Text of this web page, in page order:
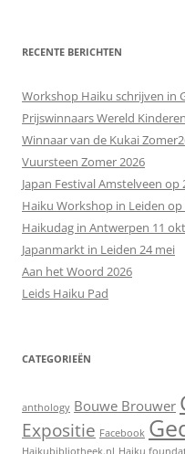
RECENTE BERICHTEN
Workshop Haiku schrijven in
Prijswinnaars Wereld
Winnaar van de Kukai
Vuursteen Zomer 2026
Japan Festival Amstelveen op
Haiku Workshop in Leiden op
Haikudag in Antwerpen 11
Japanmarkt in Leiden 24 mei
Aan het Woord 2026
Leids Haiku Pad
CATEGORIEËN
anthology Bouwe Brouwer
Expositie Facebook
Haikubibliotheek.nl Haiku